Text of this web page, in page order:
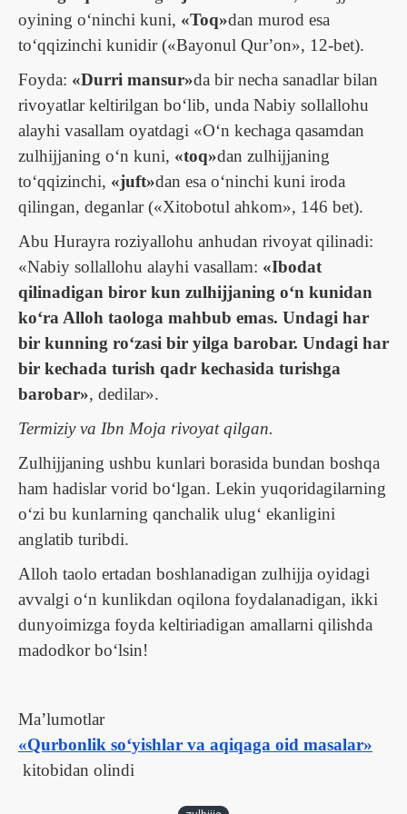
oyining oʻninchi kuni, «Toq»dan murod esa
toʻqqizinchi kunidir («Bayonul Qurʼon», 12-bet).
Foyda: «Durri mansur»da bir necha sanadlar bilan
rivoyatlar keltirilgan boʻlib, unda Nabiy sollallohu
alayhi vasallam oyatdagi «Oʻn kechaga qasamdan
zulhijjaning oʻn kuni, «toq»dan zulhijjaning
toʻqqizinchi, «juft»dan esa oʻninchi kuni iroda
qilingan, deganlar («Xitobotul ahkom», 146 bet).
Abu Hurayra roziyallohu anhudan rivoyat qilinadi:
«Nabiy sollallohu alayhi vasallam: «Ibodat
qilinadigan biror kun zulhijjaning oʻn kunidan
koʻra Alloh taologa mahbub emas. Undagi har
bir kunning roʻzasi bir yilga barobar. Undagi har
bir kechada turish qadr kechasida turishga
barobar», dedilar».
Termiziy va Ibn Moja rivoyat qilgan.
Zulhijjaning ushbu kunlari borasida bundan boshqa
ham hadislar vorid boʻlgan. Lekin yuqoridagilarning
oʻzi bu kunlarning qanchalik ulugʻ ekanligini
anglatib turibdi.
Alloh taolo ertadan boshlanadigan zulhijja oyidagi
avvalgi oʻn kunlikdan oqilona foydalanadigan, ikki
dunyoimizga foyda keltiriadigan amallarni qilishda
madodkor boʻlsin!
Maʼlumotlar
«Qurbonlik soʻyishlar va aqiqaga oid masalar»
kitobidan olindi